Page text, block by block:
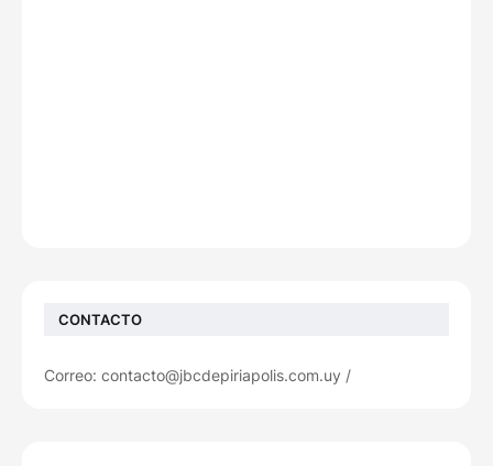
CONTACTO
Correo: contacto@jbcdepiriapolis.com.uy /